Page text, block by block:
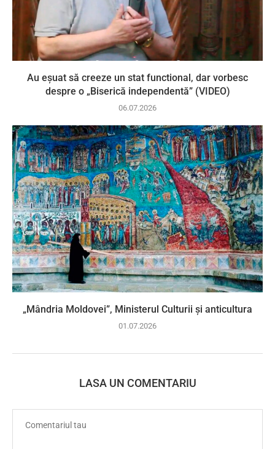
Au eșuat să creeze un stat functional, dar vorbesc
despre o „Biserică independentă” (VIDEO)
06.07.2026
„Mândria Moldovei”, Ministerul Culturii și anticultura
01.07.2026
LASA UN COMENTARIU